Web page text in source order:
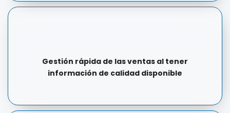
Gestión rápida de las ventas al tener
información de calidad disponible